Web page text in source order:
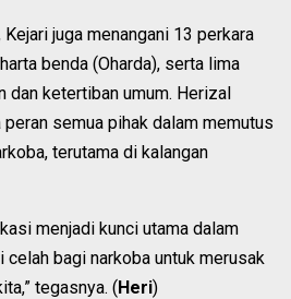
juga menangani 13 perkara
benda (Oharda), serta lima
dan ketertiban umum. Herizal
semua pihak dalam memutus
terutama di kalangan
menjadi kunci utama dalam
celah bagi narkoba untuk merusak
tegasnya. (Heri)